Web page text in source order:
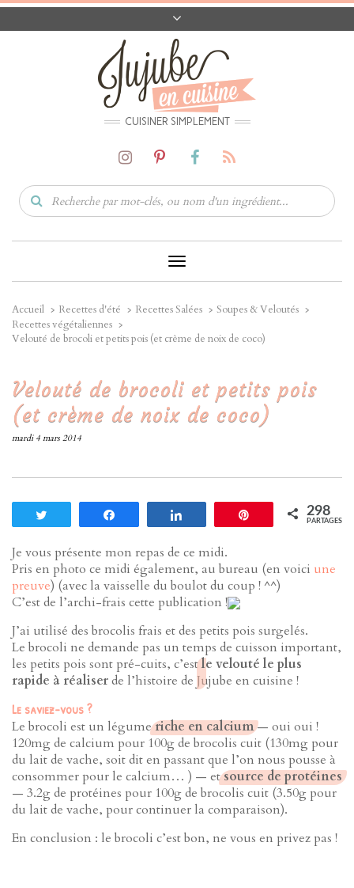
CONTACT
CODES PROMO
MATÉRIEL
CUISINER SIMPLEMENT
Toggle
Navigation
Accueil Recettes d'été Recettes Salées
Soupes & Veloutés
Recettes végétaliennes
Velouté de brocoli et petits pois (et crème de noix de coco)
Velouté de brocoli et petits pois
(et crème de noix de coco)
mardi 4 mars 2014
Enregistrer298
PARTAGES
Je vous présente mon repas de ce midi.
Pris en photo ce midi également, au bureau (en voici une
preuve) (avec la vaisselle du boulot du coup ! ^^)
C’est de l’archi-frais cette publication !
J’ai utilisé des brocolis frais et des petits pois surgelés.
Le brocoli ne demande pas un temps de cuisson important,
les petits pois sont pré-cuits, c’estle velouté le plus
rapide à réaliserde l’histoire de Jujube en cuisine !
Le saviez-vous ?
Le brocoli est un légumeriche en calcium— oui oui !
120mg de calcium pour 100g de brocolis cuit (130mg pour
du lait de vache, soit dit en passant que l’on nous pousse à
consommer pour le calcium… ) — etsource de protéines
— 3.2g de protéines pour 100g de brocolis cuit (3.50g pour
du lait de vache, pour continuer la comparaison).
En conclusion : le brocoli c’est bon, ne vous en privez pas !